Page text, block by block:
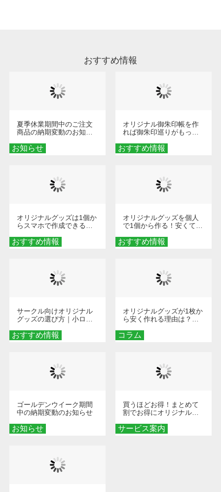
おすすめ情報
お知らせ
夏季休業期間中のご注文
商品の納期変動のお知ら
おすすめ情報
オリジナル御朱印帳を作
れば御朱印巡りがもっと
ダーメイドする魅力と選
び方
おすすめ情報
オリジナルグッズは1個か
らスマホで作成できる！
くなる巾着＆ポーチ活用
術
おすすめ情報
オリジナルグッズを個人
で1個から作る！安くて簡
秘訣
おすすめ情報
サークル向けオリジナル
グッズの選び方｜小ロッ
める秘訣
コラム
オリジナルグッズが1枚か
ら安く作れる理由は？オ
とメリットを解説
お知らせ
ゴールデンウイーク期間
中の納期変動のお知らせ
サービス案内
買うほどお得！まとめて
割でお得にオリジナルグ